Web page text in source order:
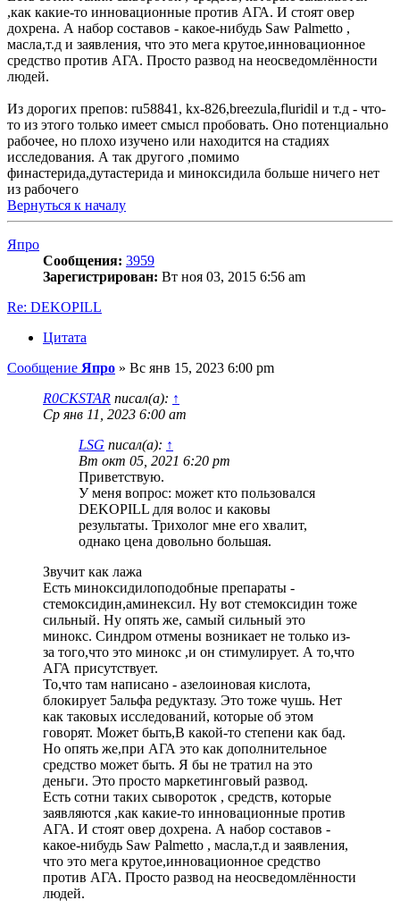
,как какие-то инновационные против АГА. И стоят овер
дохрена. А набор составов - какое-нибудь Saw Palmetto ,
масла,т.д и заявления, что это мега крутое,инновационное
средство против АГА. Просто развод на неосведомлённости
людей.
Из дорогих препов: ru58841, kx-826,breezula,fluridil и т.д - что-
то из этого только имеет смысл пробовать. Оно потенциально
рабочее, но плохо изучено или находится на стадиях
исследования. А так другого ,помимо
финастерида,дутастерида и миноксидила больше ничего нет
из рабочего
Вернуться к началу
Япро
Сообщения: 3959
Зарегистрирован: Вт ноя 03, 2015 6:56 am
Re: DEKOPILL
Цитата
Сообщение Япро » Вс янв 15, 2023 6:00 pm
R0CKSTAR писал(а): ↑
Ср янв 11, 2023 6:00 am
LSG писал(а): ↑
Вт окт 05, 2021 6:20 pm
Приветствую.
У меня вопрос: может кто пользовался
DEKOPILL для волос и каковы
результаты. Трихолог мне его хвалит,
однако цена довольно большая.
Звучит как лажа
Есть миноксидилоподобные препараты -
стемоксидин,аминексил. Ну вот стемоксидин тоже
сильный. Ну опять же, самый сильный это
минокс. Синдром отмены возникает не только из-
за того,что это минокс ,и он стимулирует. А то,что
АГА присутствует.
То,что там написано - азелоиновая кислота,
блокирует 5альфа редуктазу. Это тоже чушь. Нет
как таковых исследований, которые об этом
говорят. Может быть,В какой-то степени как бад.
Но опять же,при АГА это как дополнительное
средство может быть. Я бы не тратил на это
деньги. Это просто маркетинговый развод.
Есть сотни таких сывороток , средств, которые
заявляются ,как какие-то инновационные против
АГА. И стоят овер дохрена. А набор составов -
какое-нибудь Saw Palmetto , масла,т.д и заявления,
что это мега крутое,инновационное средство
против АГА. Просто развод на неосведомлённости
людей.